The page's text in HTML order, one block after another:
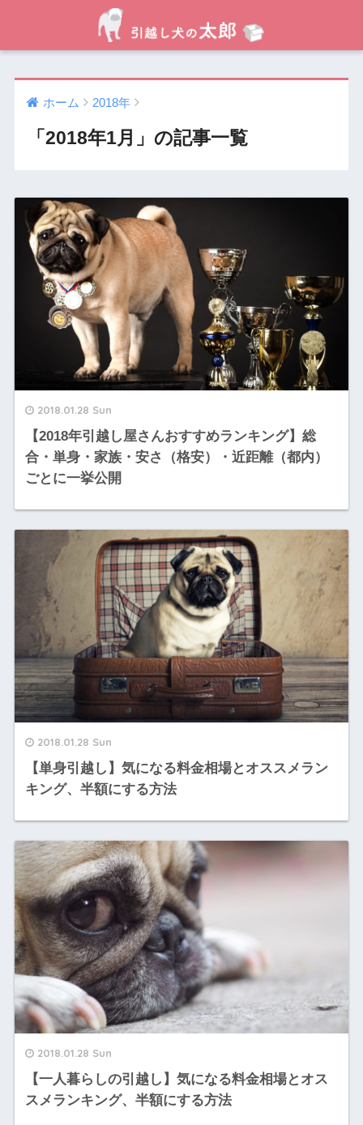
ホーム 2018年
「2018年1月」の記事一覧
2018.01.28 Sun
【2018年引越し屋さんおすすめランキング】総
合・単身・家族・安さ（格安）・近距離（都内）
ごとに一挙公開
2018.01.28 Sun
【単身引越し】気になる料金相場とオススメラン
キング、半額にする方法
2018.01.28 Sun
【一人暮らしの引越し】気になる料金相場とオス
スメランキング、半額にする方法